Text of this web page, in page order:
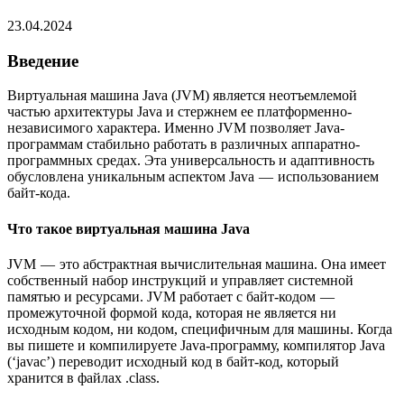
23.04.2024
Введение
Виртуальная машина Java (JVM) является неотъемлемой
частью архитектуры Java и стержнем ее платформенно-
независимого характера. Именно JVM позволяет Java-
программам стабильно работать в различных аппаратно-
программных средах. Эта универсальность и адаптивность
обусловлена уникальным аспектом Java — использованием
байт-кода.
Что такое виртуальная машина Java
JVM — это абстрактная вычислительная машина. Она имеет
собственный набор инструкций и управляет системной
памятью и ресурсами. JVM работает с байт-кодом —
промежуточной формой кода, которая не является ни
исходным кодом, ни кодом, специфичным для машины. Когда
вы пишете и компилируете Java-программу, компилятор Java
(‘javac’) переводит исходный код в байт-код, который
хранится в файлах .class.